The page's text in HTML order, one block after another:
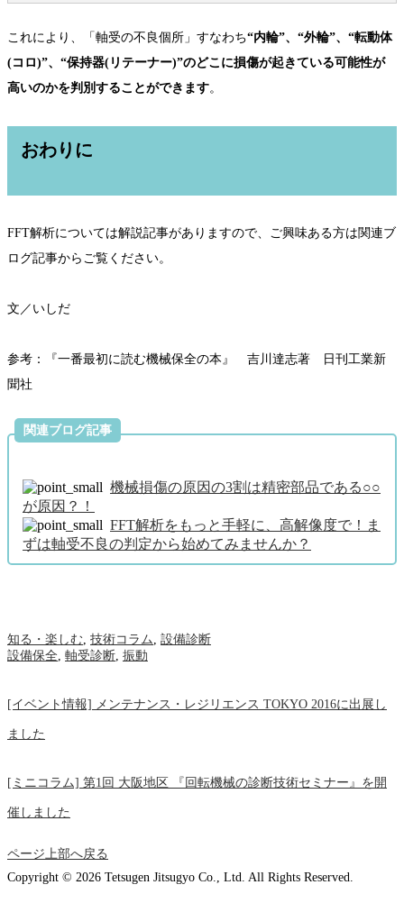
これにより、「軸受の不良個所」すなわち“内輪”、“外輪”、“転動体
(コロ)”、“保持器(リテーナー)”のどこに損傷が起きている可能性が
高いのかを判別することができます。
おわりに
FFT解析については解説記事がありますので、ご興味ある方は関連ブ
ログ記事からご覧ください。
文／いしだ
参考：『一番最初に読む機械保全の本』 吉川達志著 日刊工業新
聞社
関連ブログ記事
機械損傷の原因の3割は精密部品である○○
が原因？！
FFT解析をもっと手軽に、高解像度で！ま
ずは軸受不良の判定から始めてみませんか？
知る・楽しむ 技術コラム
設備診断
設備保全 軸受診断 振動
[イベント情報] メンテナンス・レジリエンス TOKYO 2016に出展し
ました
[ミニコラム] 第1回 大阪地区 『回転機械の診断技術セミナー』を開
催しました
ページ上部へ戻る
Copyright © 2026 Tetsugen Jitsugyo Co., Ltd. All Rights Reserved.